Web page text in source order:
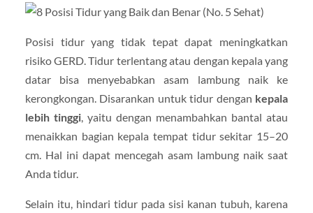
Posisi tidur yang tidak tepat dapat meningkatkan
risiko GERD. Tidur terlentang atau dengan kepala yang
datar bisa menyebabkan asam lambung naik ke
kerongkongan. Disarankan untuk tidur dengan kepala
lebih tinggi, yaitu dengan menambahkan bantal atau
menaikkan bagian kepala tempat tidur sekitar 15–20
cm. Hal ini dapat mencegah asam lambung naik saat
Anda tidur.
Selain itu, hindari tidur pada sisi kanan tubuh, karena